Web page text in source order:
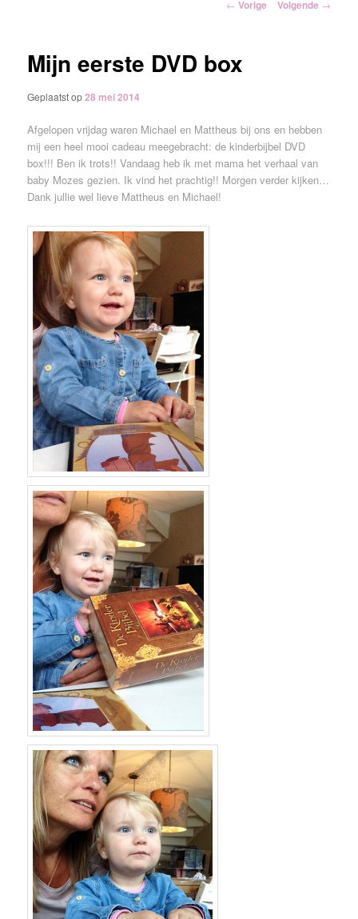
← Vorige Volgende →
Mijn eerste DVD box
Geplaatst op28 mei 2014
Afgelopen vrijdag waren Michael en Mattheus bij ons en hebben
mij een heel mooi cadeau meegebracht: de kinderbijbel DVD
box!!! Ben ik trots!! Vandaag heb ik met mama het verhaal van
baby Mozes gezien. Ik vind het prachtig!! Morgen verder kijken…
Dankjullie wel lieve Mattheus en Michael!